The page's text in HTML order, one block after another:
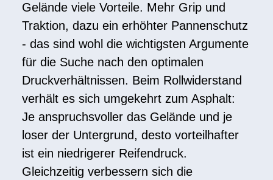
Gelände viele Vorteile. Mehr Grip und
Traktion, dazu ein erhöhter Pannenschutz
- das sind wohl die wichtigsten Argumente
für die Suche nach den optimalen
Druckverhältnissen. Beim Rollwiderstand
verhält es sich umgekehrt zum Asphalt:
Je anspruchsvoller das Gelände und je
loser der Untergrund, desto vorteilhafter
ist ein niedrigerer Reifendruck.
Gleichzeitig verbessern sich die